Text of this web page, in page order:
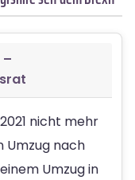
–
nicht mehr
Umzug nach
Umzug in